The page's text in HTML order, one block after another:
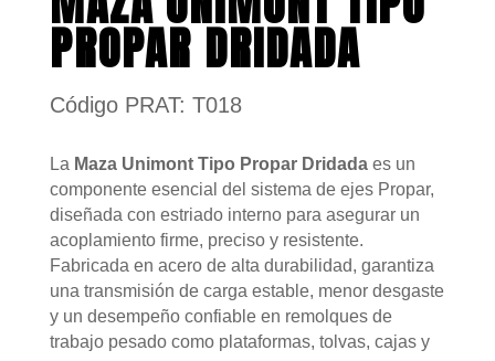
PROPAR DRIDADA
Código PRAT: T018
La Maza Unimont Tipo Propar Dridadaes un
componente esencial del sistema de ejes Propar,
diseñada con estriado interno para asegurar un
acoplamiento firme, preciso y resistente.
Fabricada en acero de alta durabilidad, garantiza
una transmisión de carga estable, menor desgaste
y un desempeño confiable en remolques de
trabajo pesado como plataformas, tolvas, cajas y